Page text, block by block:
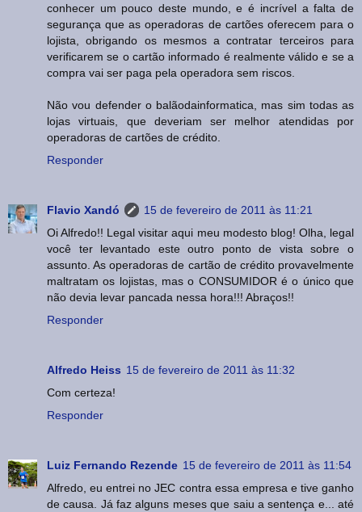
conhecer um pouco deste mundo, e é incrível a falta de
segurança que as operadoras de cartões oferecem para o
lojista, obrigando os mesmos a contratar terceiros para
verificarem se o cartão informado é realmente válido e se a
compra vai ser paga pela operadora sem riscos.
Não vou defender o balãodainformatica, mas sim todas as
lojas virtuais, que deveriam ser melhor atendidas por
operadoras de cartões de crédito.
Responder
Flavio Xandó
15 de fevereiro de 2011 às 11:21
Oi Alfredo!! Legal visitar aqui meu modesto blog! Olha, legal
você ter levantado este outro ponto de vista sobre o
assunto. As operadoras de cartão de crédito provavelmente
maltratam os lojistas, mas o CONSUMIDOR é o único que
não devia levar pancada nessa hora!!! Abraços!!
Responder
Alfredo Heiss 15 de fevereiro de 2011 às 11:32
Com certeza!
Responder
Luiz Fernando Rezende 15 de fevereiro de 2011 às 11:54
Alfredo, eu entrei no JEC contra essa empresa e tive ganho
de causa. Já faz alguns meses que saiu a sentença e... até